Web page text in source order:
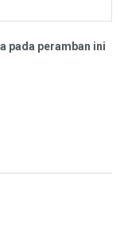
pada peramban ini